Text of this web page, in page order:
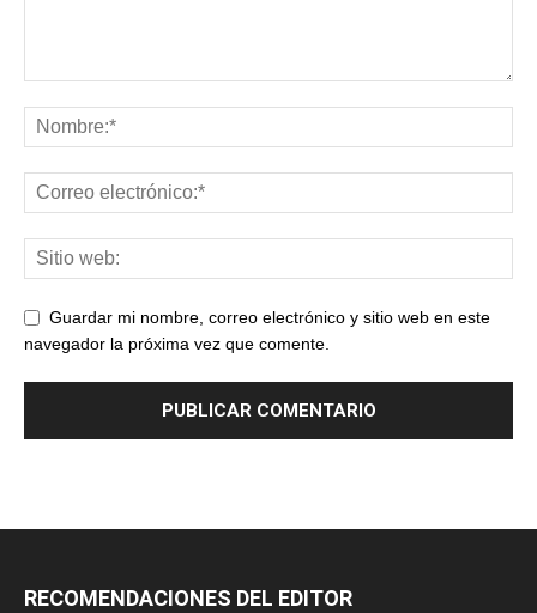
Guardar mi nombre, correo electrónico y sitio web en este
navegador la próxima vez que comente.
RECOMENDACIONES DEL EDITOR